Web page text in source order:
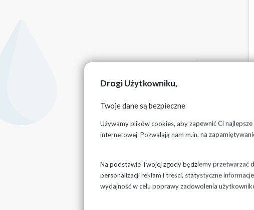
Drogi Użytkowniku,
Twoje dane są bezpieczne
Używamy plików cookies, aby zapewnić Ci
internetowej. Pozwalają nam m.in. na
Na podstawie Twojej zgody będziemy przetwarzać
personalizacji reklam i treści, statystyczne
wydajność w celu poprawy zadowolenia